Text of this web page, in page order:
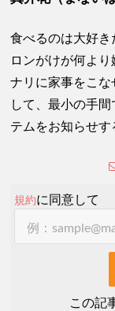
食べるのは大好き
ロンがけが何よ
ナリに家事をこ
して、最小の手
テムをお知らせす
規約に同意して
この記